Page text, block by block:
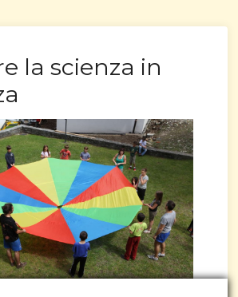
la scienza in